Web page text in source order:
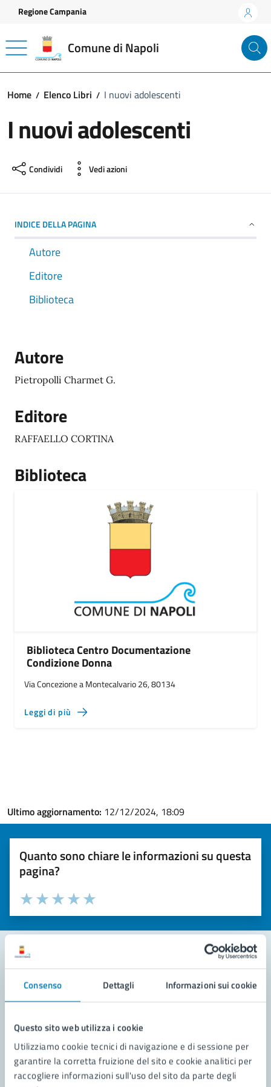
Consenso Dettagli Informazioni sui cookie
Questo sito web utilizza i cookie
Utilizziamo cookie tecnici di navigazione e di sessione per
garantire la corretta fruizione del sito e cookie analitici per
raccogliere informazioni sull'uso del sito da parte degli
Vai ai contenuti
Vai al footer
Regione Campania
Comune di Napoli
Home Elenco Libri I nuovi adolescenti
I nuovi adolescenti
Condividi Vedi azioni
INDICE DELLA PAGINA
Autore
Editore
Biblioteca
Autore
Pietropolli Charmet G.
Editore
RAFFAELLO CORTINA
Biblioteca
Biblioteca Centro Documentazione
Condizione Donna
Via Concezione a Montecalvario 26, 80134
Leggi di più
Ultimo aggiornamento: 12/12/2024, 18:09
Quanto sono chiare le informazioni su questa
pagina?
Valuta la chiarezza delle informazioni (da 1 a 5 stelle)
Seleziona il numero di stelle per valutare la chiarezza delle
Valuta 5 stelle su 5
Valuta 4 stelle su 5
Valuta 3 stelle su 5
Valuta 2 stelle su 5
Valuta 1 stelle su 5
Contatta il comune
Leggi le domande frequenti
Richiedi assistenza
Prenota appuntamento